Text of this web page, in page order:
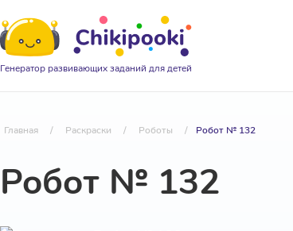
Генератор развивающих заданий для детей
Главная / Раскраски / Роботы / Робот № 132
Робот № 132